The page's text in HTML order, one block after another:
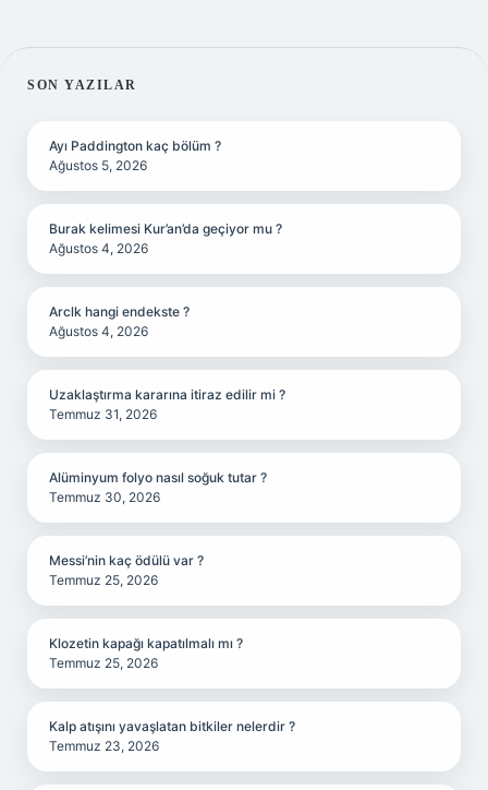
SIDEBAR
SON YAZILAR
Ayı Paddington kaç bölüm ?
Ağustos 5, 2026
Burak kelimesi Kur’an’da geçiyor mu ?
Ağustos 4, 2026
Arclk hangi endekste ?
Ağustos 4, 2026
Uzaklaştırma kararına itiraz edilir mi ?
Temmuz 31, 2026
Alüminyum folyo nasıl soğuk tutar ?
Temmuz 30, 2026
Messi’nin kaç ödülü var ?
Temmuz 25, 2026
Klozetin kapağı kapatılmalı mı ?
Temmuz 25, 2026
Kalp atışını yavaşlatan bitkiler nelerdir ?
Temmuz 23, 2026